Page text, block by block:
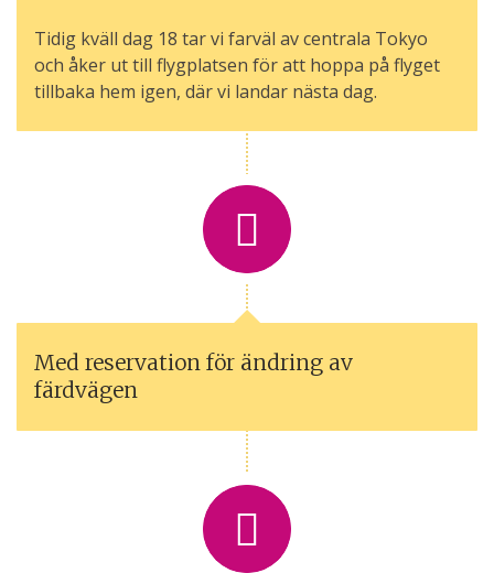
Tidig kväll dag 18 tar vi farväl av centrala Tokyo
och åker ut till flygplatsen för att hoppa på flyget
tillbaka hem igen, där vi landar nästa dag.
Med reservation för ändring av
färdvägen